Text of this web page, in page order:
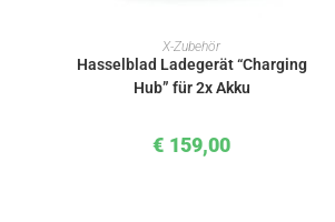
IN DEN WARENKORB
X-Zubehör
Hasselblad Ladegerät “Charging
Hub” für 2x Akku
€ 159,00